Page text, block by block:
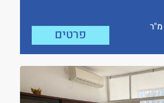
פרטים